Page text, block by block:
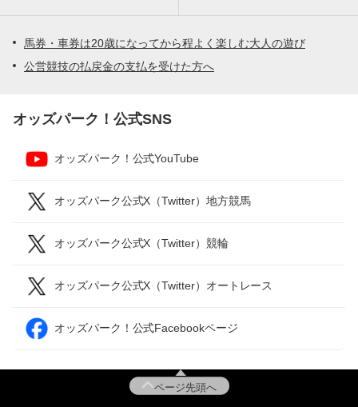
馬券・車券は20歳になってから程よく楽しむ大人の遊び
公営競技の払戻金の支払を受けた方へ
オッズパーク！公式SNS
オッズパーク！公式YouTube
オッズパーク公式X（Twitter）地方競馬
オッズパーク公式X（Twitter）競輪
オッズパーク公式X（Twitter）オートレース
オッズパーク！公式Facebookページ
ページ先頭へ